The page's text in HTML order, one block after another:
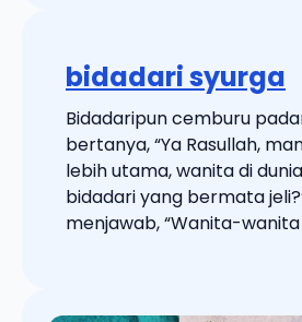
bidadari syurga
Bidadaripun cemburu
bertanya, “Ya Rasullah,
lebih utama, wanita di
bidadari yang bermata
menjawab, “Wanita-wanita